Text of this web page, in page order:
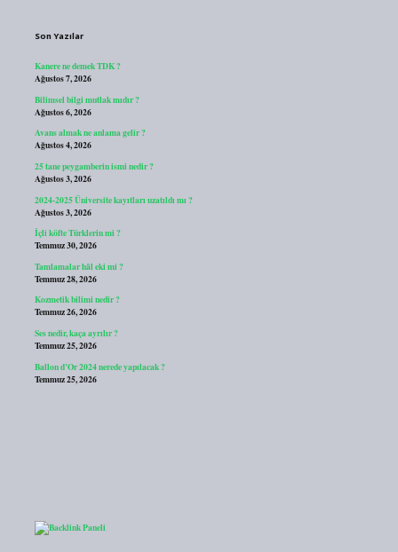
Son Yazılar
Kanere ne demek TDK ?
Ağustos 7, 2026
Bilimsel bilgi mutlak mıdır ?
Ağustos 6, 2026
Avans almak ne anlama gelir ?
Ağustos 4, 2026
25 tane peygamberin ismi nedir ?
Ağustos 3, 2026
2024-2025 Üniversite kayıtları uzatıldı mı ?
Ağustos 3, 2026
İçli köfte Türklerin mi ?
Temmuz 30, 2026
Tamlamalar hâl eki mi ?
Temmuz 28, 2026
Kozmetik bilimi nedir ?
Temmuz 26, 2026
Ses nedir, kaça ayrılır ?
Temmuz 25, 2026
Ballon d’Or 2024 nerede yapılacak ?
Temmuz 25, 2026